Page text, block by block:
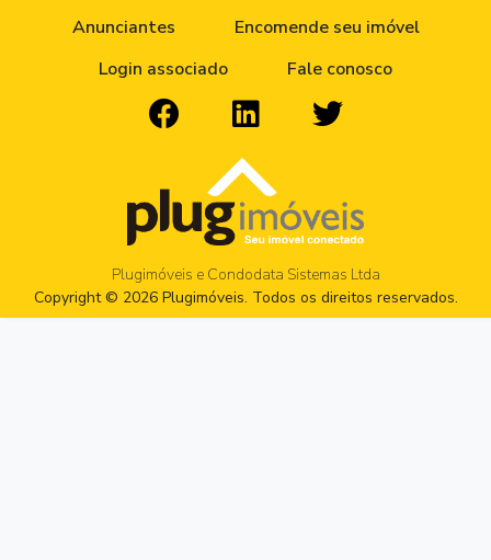
Anunciantes
Encomende seu imóvel
Login associado
Fale conosco
Plugimóveis e Condodata Sistemas Ltda
Copyright © 2026 Plugimóveis. Todos os direitos reservados.